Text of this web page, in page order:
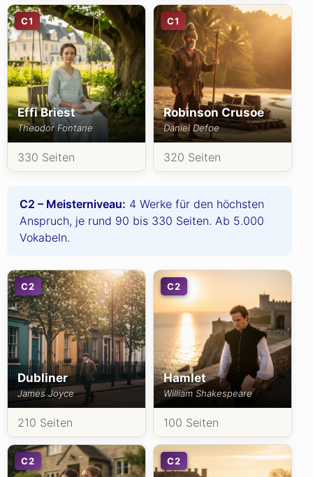
C1
Effi Briest
Theodor Fontane
330 Seiten
C1
Robinson Crusoe
Daniel Defoe
320 Seiten
C2 – Meisterniveau: 4 Werke für den höchsten
Anspruch, je rund 90 bis 330 Seiten. Ab 5.000
Vokabeln.
C2
Dubliner
James Joyce
210 Seiten
C2
Hamlet
William Shakespeare
100 Seiten
C2 C2